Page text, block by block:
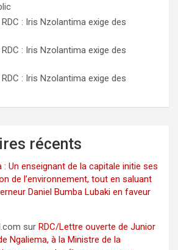
: Iris Nzolantima exige des
: Iris Nzolantima exige des
: Iris Nzolantima exige des
récents
: Un enseignant de la capitale initie ses
de l’environnement, tout en saluant
Daniel Bumba Lubaki en faveur
sur RDC/Lettre ouverte de Junior
Ngaliema, à la Ministre de la